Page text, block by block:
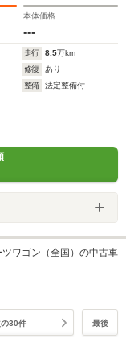
本体価格
---
走行 8.5万km
修復
あり
整備
法定整備付
ワゴン（全国）の中古車
30件 最後